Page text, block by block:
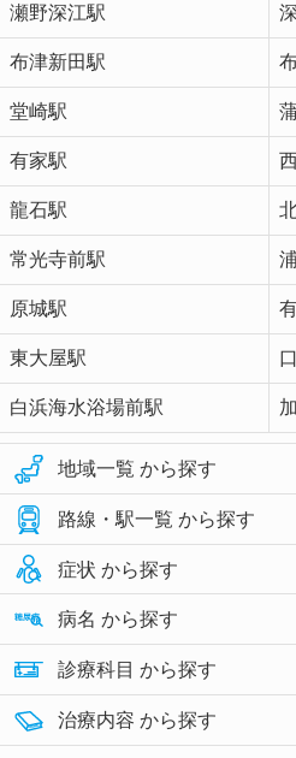
瀬野深江駅
布津新田駅
堂崎駅
有家駅
龍石駅
常光寺前駅
原城駅
東大屋駅
白浜海水浴場前駅
地域一覧 から探す
路線・駅一覧 から探す
症状 から探す
病名 から探す
診療科目 から探す
治療内容 から探す